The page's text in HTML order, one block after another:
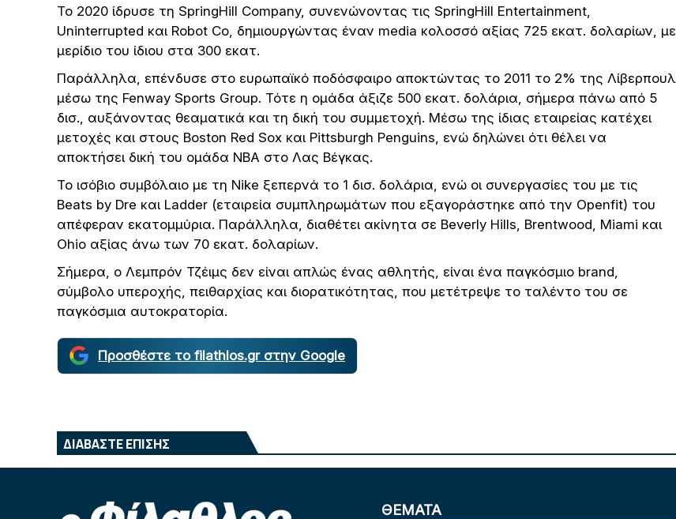
Το 2020 ίδρυσε τη SpringHill Company, συνενώνοντας τις SpringHill Entertainment,
Uninterrupted και Robot Co, δημιουργώντας έναν media κολοσσό αξίας 725 εκατ. δολαρίων, με
μερίδιο του ίδιου στα 300 εκατ.
Παράλληλα, επένδυσε στο ευρωπαϊκό ποδόσφαιρο αποκτώντας το 2011 το 2% της Λίβερπουλ
μέσω της Fenway Sports Group. Τότε η ομάδα άξιζε 500 εκατ. δολάρια, σήμερα πάνω από 5
δισ., αυξάνοντας θεαματικά και τη δική του συμμετοχή. Μέσω της ίδιας εταιρείας κατέχει
μετοχές και στους Boston Red Sox και Pittsburgh Penguins, ενώ δηλώνει ότι θέλει να
αποκτήσει δική του ομάδα NBA στο Λας Βέγκας.
Το ισόβιο συμβόλαιο με τη Nike ξεπερνά το 1 δισ. δολάρια, ενώ οι συνεργασίες του με τις
Beats by Dre και Ladder (εταιρεία συμπληρωμάτων που εξαγοράστηκε από την Openfit) του
απέφεραν εκατομμύρια. Παράλληλα, διαθέτει ακίνητα σε Beverly Hills, Brentwood, Miami και
Ohio αξίας άνω των 70 εκατ. δολαρίων.
Σήμερα, ο Λεμπρόν Τζέιμς δεν είναι απλώς ένας αθλητής, είναι ένα παγκόσμιο brand,
σύμβολο υπεροχής, πειθαρχίας και διορατικότητας, που μετέτρεψε το ταλέντο του σε
παγκόσμια αυτοκρατορία.
Προσθέστε το filathlos.gr στην Google
ΔΙΑΒΑΣΤΕ ΕΠΙΣΗΣ
ΘΕΜΑΤΑ